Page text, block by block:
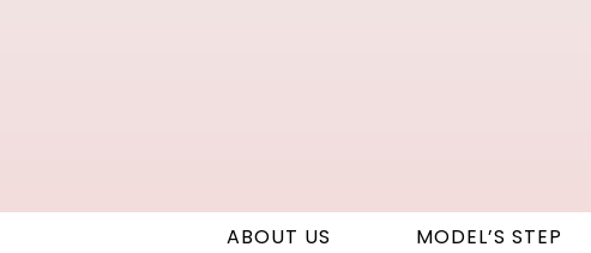
ABOUT US MODEL’S STEP